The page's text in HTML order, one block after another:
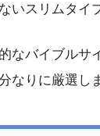
いスリムタイ
なバイブルサ
なりに厳選し